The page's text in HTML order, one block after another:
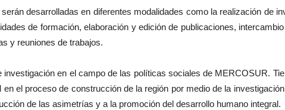
desarrolladas en diferentes modalidades como la realización de
de formación, elaboración y edición de publicaciones,
y reuniones de trabajos.
en el campo de las políticas sociales de MERCOSUR.
el proceso de construcción de la región por medio de la
de las asimetrías y a la promoción del desarrollo humano integral.